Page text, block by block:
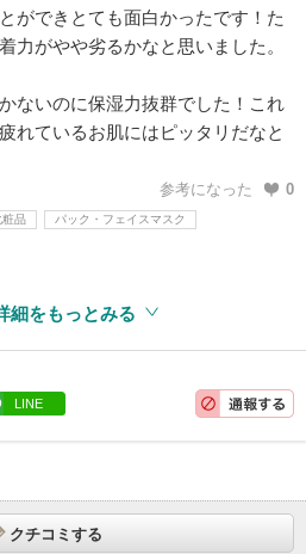
ができとても面白かったです！た
力がやや劣るかなと思いました。
ないのに保湿力抜群でした！これ
れているお肌にはピッタリだなと
参考になった 0
粧品 パック・フェイスマスク
細をもっとみる
LINE
クチコミする